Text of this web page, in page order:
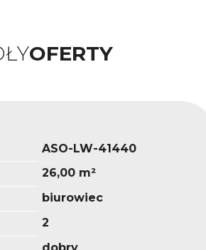
OFERTY
ASO-LW-41440
26,00 m²
biurowiec
2